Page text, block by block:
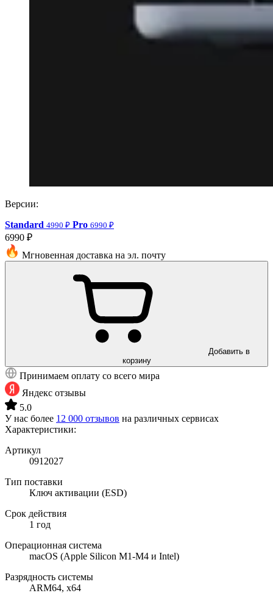
Версии:
Standard 4990 ₽ Pro 6990 ₽
6990 ₽
Мгновенная доставка на эл. почту
Добавить в
корзину
Принимаем оплату со всего мира
Яндекс отзывы
5.0
У нас более 12 000 отзывов на различных сервисах
Характеристики:
Артикул
0912027
Тип поставки
Ключ активации (ESD)
Срок действия
1 год
Операционная система
macOS (Apple Silicon M1-M4 и Intel)
Разрядность системы
ARM64, x64